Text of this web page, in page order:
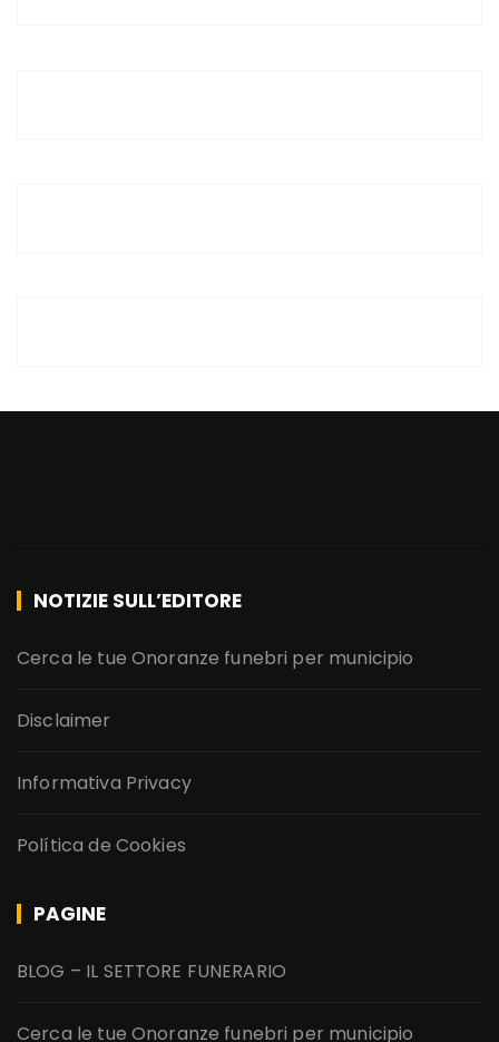
NOTIZIE SULL’EDITORE
Cerca le tue Onoranze funebri per municipio
Disclaimer
Informativa Privacy
Política de Cookies
PAGINE
BLOG – IL SETTORE FUNERARIO
Cerca le tue Onoranze funebri per municipio